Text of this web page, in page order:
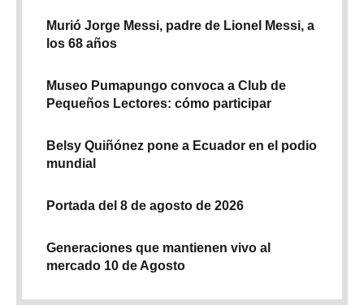
Murió Jorge Messi, padre de Lionel Messi, a
los 68 años
Museo Pumapungo convoca a Club de
Pequeños Lectores: cómo participar
Belsy Quiñónez pone a Ecuador en el podio
mundial
Portada del 8 de agosto de 2026
Generaciones que mantienen vivo al
mercado 10 de Agosto